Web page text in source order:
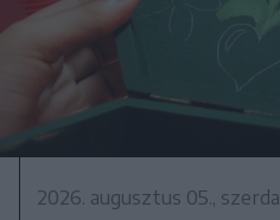
2026. augusztus 05., szerda